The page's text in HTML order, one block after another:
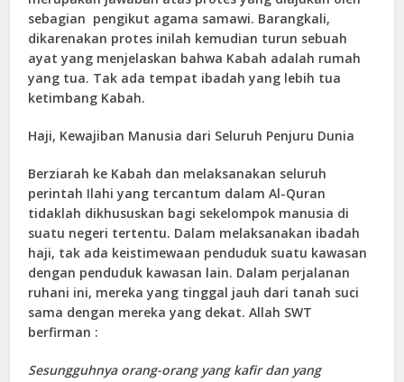
sebagian pengikut agama samawi. Barangkali,
dikarenakan protes inilah kemudian turun sebuah
ayat yang menjelaskan bahwa Kabah adalah rumah
yang tua. Tak ada tempat ibadah yang lebih tua
ketimbang Kabah.
Haji, Kewajiban Manusia dari Seluruh Penjuru Dunia
Berziarah ke Kabah dan melaksanakan seluruh
perintah Ilahi yang tercantum dalam Al-Quran
tidaklah dikhususkan bagi sekelompok manusia di
suatu negeri tertentu. Dalam melaksanakan ibadah
haji, tak ada keistimewaan penduduk suatu kawasan
dengan penduduk kawasan lain. Dalam perjalanan
ruhani ini, mereka yang tinggal jauh dari tanah suci
sama dengan mereka yang dekat. Allah SWT
berfirman :
Sesungguhnya orang-orang yang kafir dan yang